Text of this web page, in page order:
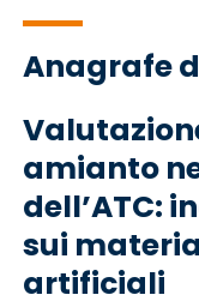
Anagrafe
amianto
dell’ATC:
sui
artificiali